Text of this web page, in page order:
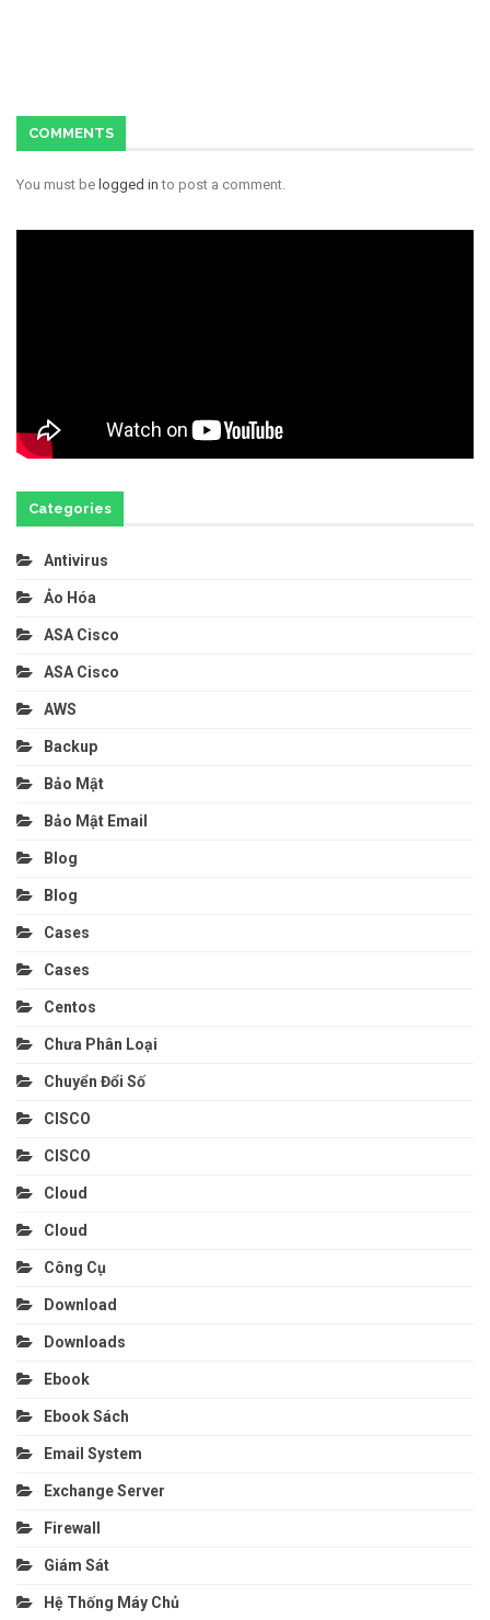
COMMENTS
You must be logged in to post a comment.
Categories
Antivirus
Ảo Hóa
ASA Cisco
ASA Cisco
AWS
Backup
Bảo Mật
Bảo Mật Email
Blog
Blog
Cases
Cases
Centos
Chưa Phân Loại
Chuyển Đổi Số
CISCO
CISCO
Cloud
Cloud
Công Cụ
Download
Downloads
Ebook
Ebook Sách
Email System
Exchange Server
Firewall
Giám Sát
Hệ Thống Máy Chủ